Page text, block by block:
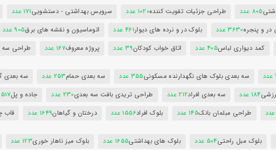
805 عدد طراحی جزئیات تقویت کننده1020 عدد سرویس بهداشتی - دستشویی171 عدد
و پنجره3630 عدد بلوک در و نرده های دیوار461 عدد اتوماسیون و نقشه های برق905 عدد
کمد دیواری لباس405 عدد اتاق خواب کودکان39 عدد پروژه معروف167 عدد طراحی سه
سه بعدی بلوک های نگهدارنده مسکونی355 عدد سه بعدی حمام253 عدد سه بعدی
184 عدد سه بعدی افراد212 عدد طراحی تریدی بافت سه بعدی230 عدد جاده و پل517 عدد
طراحی مبلمان بانک145 عدد بلوک افراد1556 عدد درختان و گیاهان1649 عدد قاب
بلوک مبل راحتی504 عدد بلوک های بهداشتی1655 عدد بلوک میز ناهار خوری123 عدد